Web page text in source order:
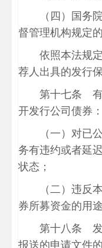
（四）国务
督管理机构规定
依照本法规
荐人出具的发行保
第十七条 有
开发行公司债券：
（一）对已
务有违约或者延
状态；
（二）违反
券所募资金的用途
第十八条 发
报送的申请文件